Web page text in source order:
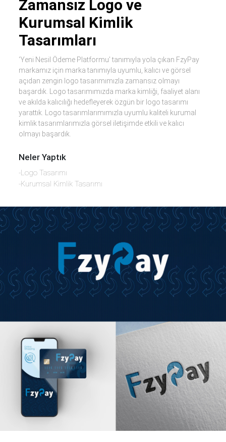
Zamansız Logo ve
Kurumsal Kimlik
Tasarımları
‘Yeni Nesil Ödeme Platformu’ tanımıyla yola çıkan FzyPay
markamız için marka tanımıyla uyumlu, kalıcı ve görsel
açıdan zengin logo tasarımımızla zamansız olmayı
başardık. Logo tasarımımızda marka kimliği, faaliyet alanı
ve akılda kalıcılığı hedefleyerek özgün bir logo tasarımı
yarattık. Logo tasarımlarımımızla uyumlu kaliteli kurumal
kimlik tasarımlarımızla görsel iletişimde etkili ve kalıcı
olmayı başardık.
Neler Yaptık
-Logo Tasarımı
-Kurumsal Kimlik Tasarımı